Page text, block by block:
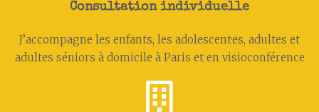
Consultation individuelle
J’accompagne les enfants, les adolescent·es, adultes et
adultes séniors à domicile à Paris et en visioconférence